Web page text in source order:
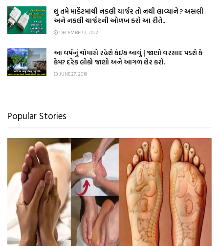
શું તમે માર્કેટમાંથી નકલી ચાર્જર તો નથી લાવ્યાને ? અસલી
અને નકલી ચાર્જરની ઓળખ કરો આ રીતે..
DECEMBER 2, 2022
આ વર્ષનું ચોમાસે રહેશે કંઈક આવું | જાણો વરસાદ પડશે કે
કેમ? દરેક લોકો જાણો અને આગળ શેર કરો.
JUNE 27, 2019
Popular Stories